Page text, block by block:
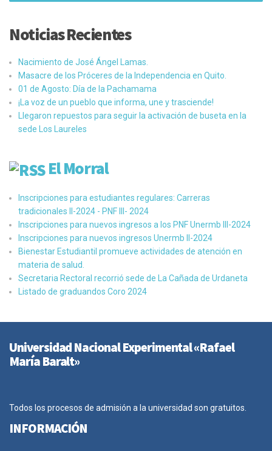
Noticias Recientes
Nacimiento de José Ángel Lamas.
Masacre de los Próceres de la Independencia en Quito.
01 de Agosto: Día de la Pachamama
¡La voz de un pueblo que informa, une y trasciende!
Llegaron repuestos para seguir la activación de buseta en la
sede Los Laureles
El Morral
Inscripciones para estudiantes regulares: Carreras
tradicionales II-2024 - PNF III- 2024
Inscripciones para nuevos ingresos a los PNF Unermb III-2024
Inscripciones para nuevos ingresos Unermb II-2024
Bienestar Estudiantil promueve actividades de atención en
materia de salud.
Secretaria Rectoral recorrió sede de La Cañada de Urdaneta
Listado de graduandos Coro 2024
Universidad Nacional Experimental «Rafael
María Baralt»
Todos los procesos de admisión a la universidad son gratuitos.
INFORMACIÓN